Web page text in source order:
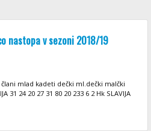
nastopa v sezoni 2018/19
mlad kadeti dečki ml.dečki malčki
31 24 20 27 31 80 20 233 6 2 Hk SLAVIJA